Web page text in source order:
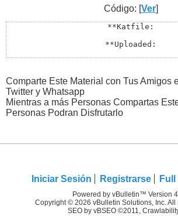
Código: [Ver]
**Katfile:
**Uploaded:
**Filefactory:
**Rapidgator:
**Todos los Enlaces Estan en
Comparte Este Material con Tus Amigos
Twitter y Whatsapp
Mientras a más Personas Compartas
Personas Podran Disfrutarlo
Iniciar Sesión Registrarse Full
Powered by vBulletin™ Version
Copyright © 2026 vBulletin Solutions, Inc. All
SEO by vBSEO ©2011,